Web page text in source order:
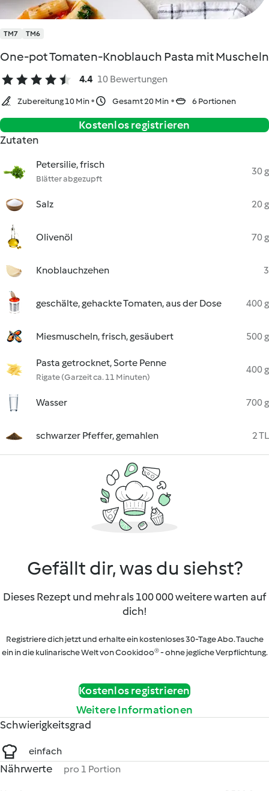
TM7 TM6
One-pot Tomaten-Knoblauch Pasta mit Muscheln
4.4 10 Bewertungen
Zubereitung 10 Min Gesamt 20 Min 6 Portionen
Kostenlos registrieren
Zutaten
Petersilie, frisch
Blätter abgezupft
30 g
Salz 20 g
Olivenöl 70 g
Knoblauchzehen 3
geschälte, gehackte Tomaten, aus der Dose 400 g
Miesmuscheln, frisch, gesäubert 500 g
Pasta getrocknet, Sorte Penne
Rigate (Garzeit ca. 11 Minuten)
400 g
Wasser 700 g
schwarzer Pfeffer, gemahlen 2 TL
Gefällt dir, was du siehst?
Dieses Rezept und mehr als 100 000 weitere warten auf
dich!
Registriere dich jetzt und erhalte ein kostenloses 30-Tage Abo. Tauche
ein in die kulinarische Welt von Cookidoo® - ohne jegliche Verpflichtung.
Kostenlos registrieren
Weitere Informationen
Schwierigkeitsgrad
einfach
Nährwerte pro 1 Portion